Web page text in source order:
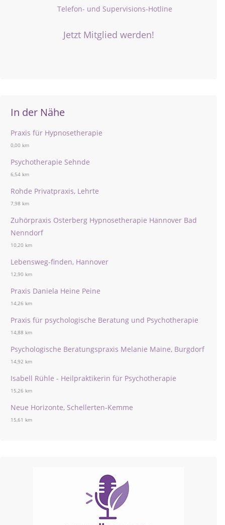
Telefon- und Supervisions-Hotline
Jetzt Mitglied werden!
In der Nähe
Praxis für Hypnosetherapie
0,00 km
Psychotherapie Sehnde
6,54 km
Rohde Privatpraxis, Lehrte
7,98 km
Zuhörpraxis Osterberg Hypnosetherapie Hannover Bad
Nenndorf
10,20 km
Lebensweg-finden, Hannover
12,90 km
Praxis Daniela Heine Peine
14,26 km
Praxis für psychologische Beratung und Psychotherapie
14,88 km
Psychologische Beratungspraxis Melanie Maine, Burgdorf
14,92 km
Isabell Rühle - Heilpraktikerin für Psychotherapie
15,26 km
Neue Horizonte, Schellerten-Kemme
15,61 km